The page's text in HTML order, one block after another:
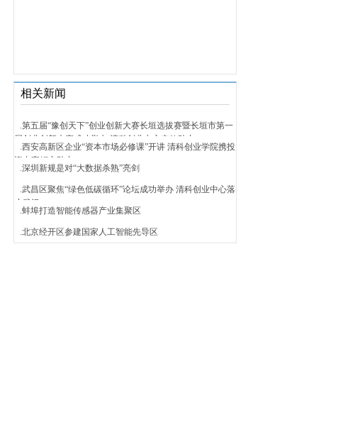
相关新闻
.第五届“豫创天下”创业创新大赛长垣选拔赛暨长垣市第一
届创业创新大赛成功举办 清科创业中心实效助力
.西安高新区企业“资本市场必修课”开讲 清科创业学院携投
资专家倾心助力
.深圳新规是对“大数据杀熟”亮剑
.武昌区聚焦“绿色低碳循环”论坛成功举办 清科创业中心落
户武汉
.蚌埠打造智能传感器产业集聚区
.北京经开区参建国家人工智能先导区